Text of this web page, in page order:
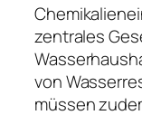
zentrales
von
müssen